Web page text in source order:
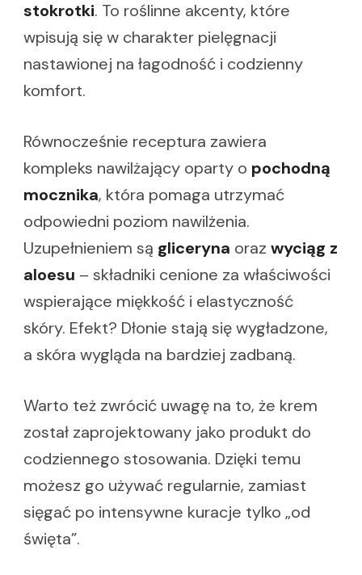
stokrotki. To roślinne akcenty, które
wpisują się w charakter pielęgnacji
nastawionej na łagodność i codzienny
komfort.
Równocześnie receptura zawiera
kompleks nawilżający oparty o pochodną
mocznika, która pomaga utrzymać
odpowiedni poziom nawilżenia.
Uzupełnieniem są gliceryna oraz wyciąg z
aloesu – składniki cenione za właściwości
wspierające miękkość i elastyczność
skóry. Efekt? Dłonie stają się wygładzone,
a skóra wygląda na bardziej zadbaną.
Warto też zwrócić uwagę na to, że krem
został zaprojektowany jako produkt do
codziennego stosowania. Dzięki temu
możesz go używać regularnie, zamiast
sięgać po intensywne kuracje tylko „od
święta”.